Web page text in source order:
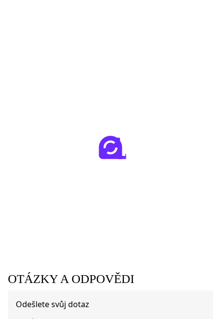
OTÁZKY A ODPOVĚDI
Odešlete svůj dotaz